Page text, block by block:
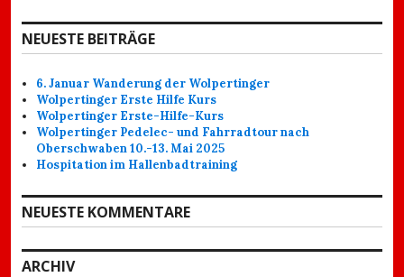
NEUESTE BEITRÄGE
6. Januar Wanderung der Wolpertinger
Wolpertinger Erste Hilfe Kurs
Wolpertinger Erste-Hilfe-Kurs
Wolpertinger Pedelec- und Fahrradtour nach
Oberschwaben 10.-13. Mai 2025
Hospitation im Hallenbadtraining
NEUESTE KOMMENTARE
ARCHIV